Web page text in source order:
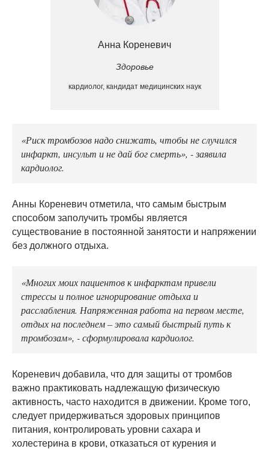
Анна Кореневич
Здоровье
кардиолог, кандидат медицинских наук
«Риск тромбозов надо снижать, чтобы не случился
инфаркт, инсульт и не дай бог смерть», - заявила
кардиолог.
Анны Кореневич отметила, что самым быстрым
способом заполучить тромбы является
существование в постоянной занятости и напряжении
без должного отдыха.
«Многих моих пациентов к инфарктам привели
стрессы и полное игнорирование отдыха и
расслабления. Напряженная работа на первом месте,
отдых на последнем – это самый быстрый путь к
тромбозам», - сформулировала кардиолог.
Кореневич добавила, что для защиты от тромбов
важно практиковать надлежащую физическую
активность, часто находится в движении. Кроме того,
следует придерживаться здоровых принципов
питания, контролировать уровни сахара и
холестерина в крови, отказаться от курения и